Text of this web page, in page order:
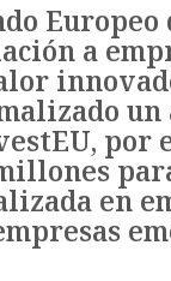
a
un
por
en